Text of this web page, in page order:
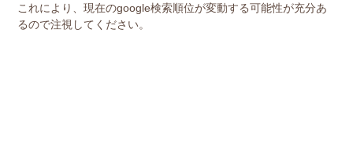
これにより、現在のgoogle検索順位が変動する可能性が充分あ
るので注視してください。